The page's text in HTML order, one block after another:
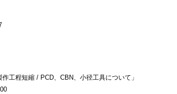
工程短縮 / PCD、CBN、小径工具について」